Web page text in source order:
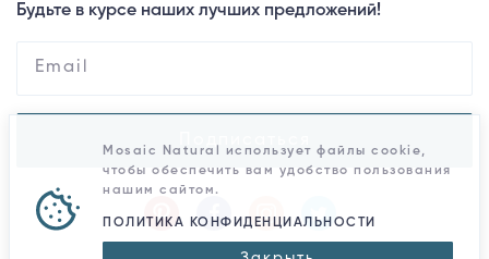
Будьте в курсе наших лучших предложений!
Mosaic Natural использует файлы cookie,
чтобы обеспечить вам удобство пользования
нашим сайтом.
ПОЛИТИКА КОНФИДЕНЦИАЛЬНОСТИ